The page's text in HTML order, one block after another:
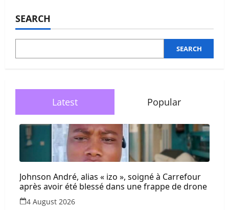
SEARCH
SEARCH
Latest Popular
Johnson André, alias « izo », soigné à Carrefour
après avoir été blessé dans une frappe de drone
4 August 2026